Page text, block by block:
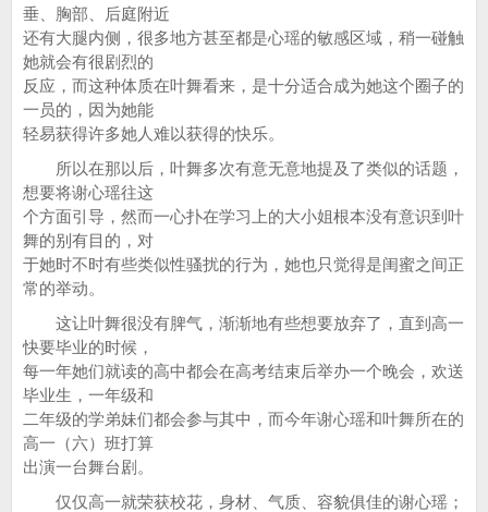
垂、胸部、后庭附近
还有大腿内侧，很多地方甚至都是心瑶的敏感区域，稍一碰触
她就会有很剧烈的
反应，而这种体质在叶舞看来，是十分适合成为她这个圈子的
一员的，因为她能
轻易获得许多她人难以获得的快乐。
所以在那以后，叶舞多次有意无意地提及了类似的话题，
想要将谢心瑶往这
个方面引导，然而一心扑在学习上的大小姐根本没有意识到叶
舞的别有目的，对
于她时不时有些类似性骚扰的行为，她也只觉得是闺蜜之间正
常的举动。
这让叶舞很没有脾气，渐渐地有些想要放弃了，直到高一
快要毕业的时候，
每一年她们就读的高中都会在高考结束后举办一个晚会，欢送
毕业生，一年级和
二年级的学弟妹们都会参与其中，而今年谢心瑶和叶舞所在的
高一（六）班打算
出演一台舞台剧。
仅仅高一就荣获校花，身材、气质、容貌俱佳的谢心瑶；